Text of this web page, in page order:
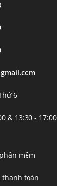
6
& 13:30 - 17:00
mềm
thanh toán